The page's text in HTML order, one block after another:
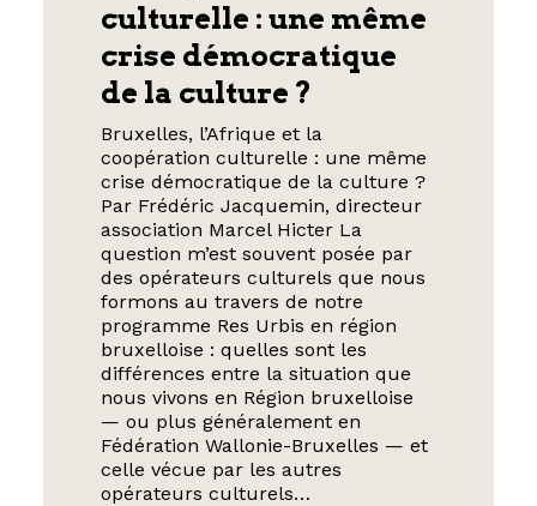
culturelle : une même
crise démocratique
de la culture ?
Bruxelles, l’Afrique et la
coopération culturelle : une même
crise démocratique de la culture ?
Par Frédéric Jacquemin, directeur
association Marcel Hicter La
question m’est souvent posée par
des opérateurs culturels que nous
formons au travers de notre
programme Res Urbis en région
bruxelloise : quelles sont les
différences entre la situation que
nous vivons en Région bruxelloise
— ou plus généralement en
Fédération Wallonie-Bruxelles — et
celle vécue par les autres
opérateurs culturels…